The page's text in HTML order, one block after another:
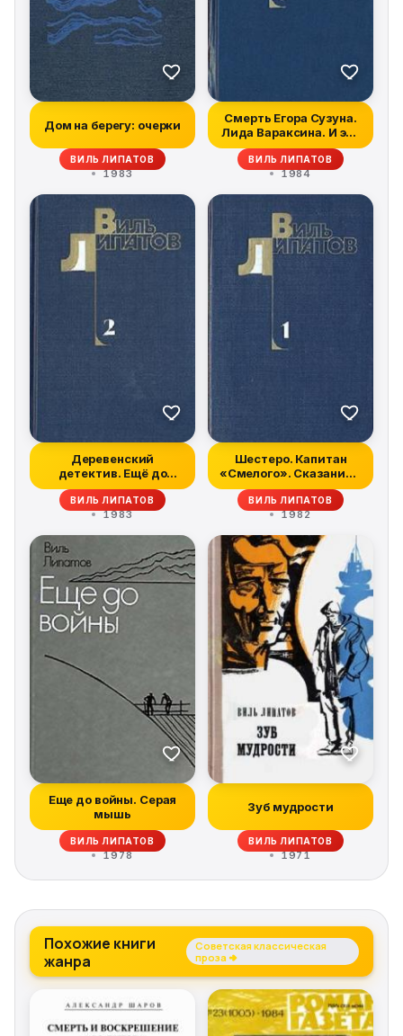
Дом на берегу: очерки
ВИЛЬ ЛИПАТОВ
1983
Смерть Егора Сузуна.
Лида Вараксина. И это
все о н...
ВИЛЬ ЛИПАТОВ
1984
Деревенский
детектив. Ещё до
войны. Серая мышь
ВИЛЬ ЛИПАТОВ
1983
Шестеро. Капитан
«Смелого». Сказание о
директоре П...
ВИЛЬ ЛИПАТОВ
1982
Еще до войны. Серая
мышь
ВИЛЬ ЛИПАТОВ
1978
Зуб мудрости
ВИЛЬ ЛИПАТОВ
1971
Похожие книги
жанра
Советская классическая
проза →